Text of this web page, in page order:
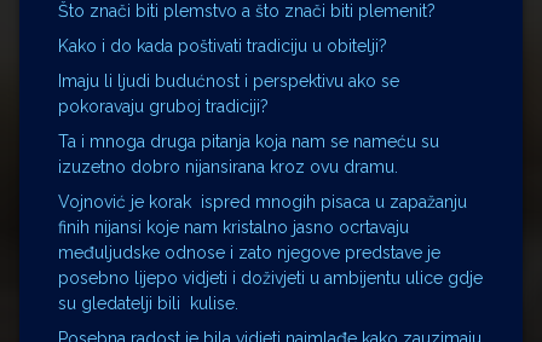
Što znači biti plemstvo a što znači biti plemenit?
Kako i do kada poštivati tradiciju u obitelji?
Imaju li ljudi budućnost i perspektivu ako se
pokoravaju gruboj tradiciji?
Ta i mnoga druga pitanja koja nam se nameću su
izuzetno dobro nijansirana kroz ovu dramu.
Vojnović je korak ispred mnogih pisaca u zapažanju
finih nijansi koje nam kristalno jasno ocrtavaju
međuljudske odnose i zato njegove predstave je
posebno lijepo vidjeti i doživjeti u ambijentu ulice gdje
su gledatelji bili kulise.